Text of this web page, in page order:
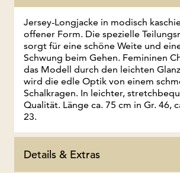
Jersey-Longjacke in modisch
offener Form. Die spezielle
sorgt für eine schöne Weite und
Schwung beim Gehen. Femininen
das Modell durch den leichten
wird die edle Optik von einem
Schalkragen. In leichter,
Qualität. Länge ca. 75 cm in Gr. 46,
23.
Details & Extras